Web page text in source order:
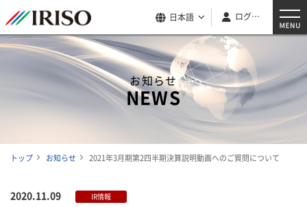
日本語 ログイン
お知らせ
NEWS
トップ お知らせ 2021年3月期第2四半期決算説明動画へのご質問について
2020.11.09 IR情報